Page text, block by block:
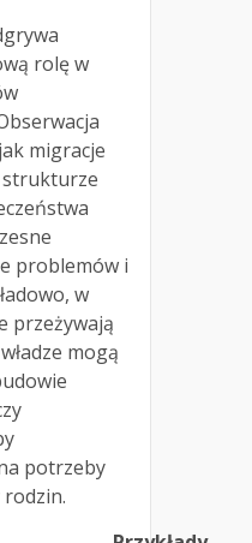
rolę w
migracje
strukturze
problemów i
w
przeżywają
mogą
potrzeby